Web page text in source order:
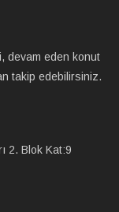
devam eden konut
takip edebilirsiniz.
2. Blok Kat:9